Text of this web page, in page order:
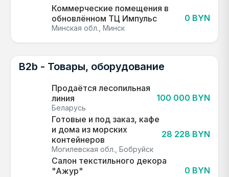
Коммерческие помещения в
обновлённом ТЦ Импульс
Минская обл., Минск
0 BYN
B2b - Товары, оборудование
Продаётся лесопильная
линия
Беларусь
100 000 BYN
Готовые и под заказ, кафе
и дома из морских
контейнеров
Могилевская обл., Бобруйск
28 228 BYN
Салон текстильного декора
"Ажур"
0 BYN